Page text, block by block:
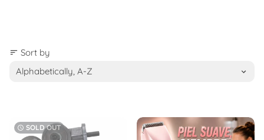
sort Sort by
watch_later SOLD OUT